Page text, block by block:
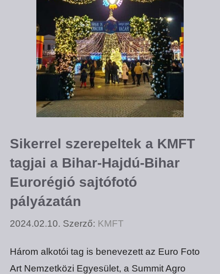
Sikerrel szerepeltek a KMFT
tagjai a Bihar-Hajdú-Bihar
Eurorégió sajtófotó
pályázatán
2024.02.10. Szerző: KMFT
Három alkotói tag is benevezett az Euro Foto
Art Nemzetközi Egyesület, a Summit Agro